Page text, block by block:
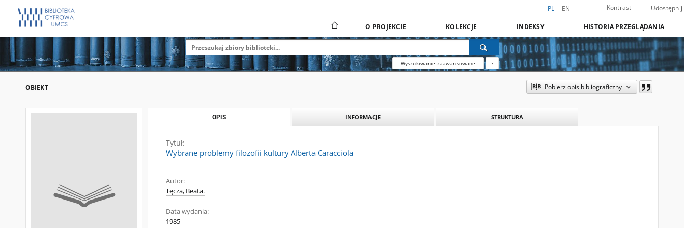
PL EN Kontrast Udostępnij
O PROJEKCIE KOLEKCJE INDEKSY HISTORIA PRZEGLĄDANIA
Wyszukiwanie zaawansowane ?
OBIEKT Pobierz opis bibliograficzny
OPIS INFORMACJE STRUKTURA
Tytuł:
Wybrane problemy filozofii kultury Alberta Caracciola
Autor:
Tęcza, Beata.
Data wydania:
1985